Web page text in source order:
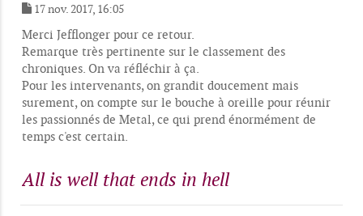
e
s
s
a
g
e
17 nov. 2017, 16:05
Merci Jefflonger pour ce retour.
Remarque très pertinente sur le classement des
chroniques. On va réfléchir à ça.
Pour les intervenants, on grandit doucement mais
surement, on compte sur le bouche à oreille pour réunir
les passionnés de Metal, ce qui prend énormément de
temps c'est certain.
All is well that ends in hell